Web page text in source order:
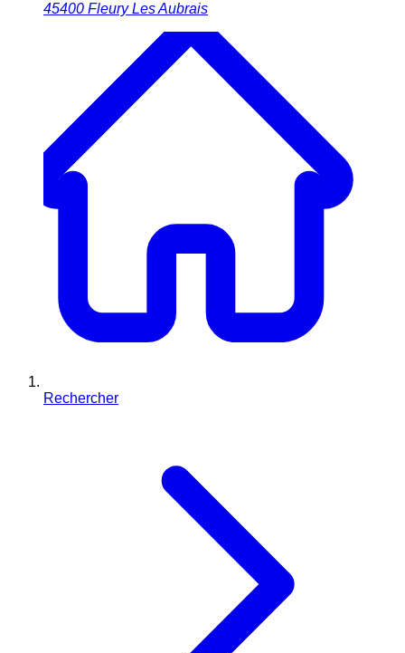
45400 Fleury Les Aubrais
Rechercher